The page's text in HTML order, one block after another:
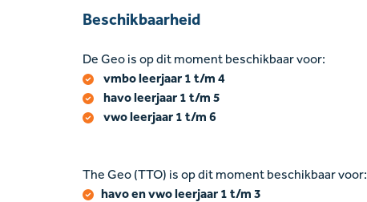
Beschikbaarheid
De Geo is op dit moment beschikbaar voor:
vmbo leerjaar 1 t/m 4
havo leerjaar 1 t/m 5
vwo leerjaar 1 t/m 6
The Geo (TTO) is op dit moment beschikbaar voor:
havo en vwo leerjaar 1 t/m 3